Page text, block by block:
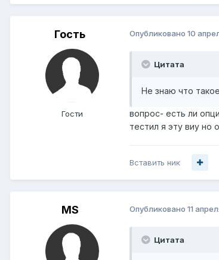
Гость
Гости
Опубликовано 10
Цитата
Не знаю что
вопрос- есть ли
тестил я эту виу но
Вставить ник
MS Опубликовано 11
Цитата